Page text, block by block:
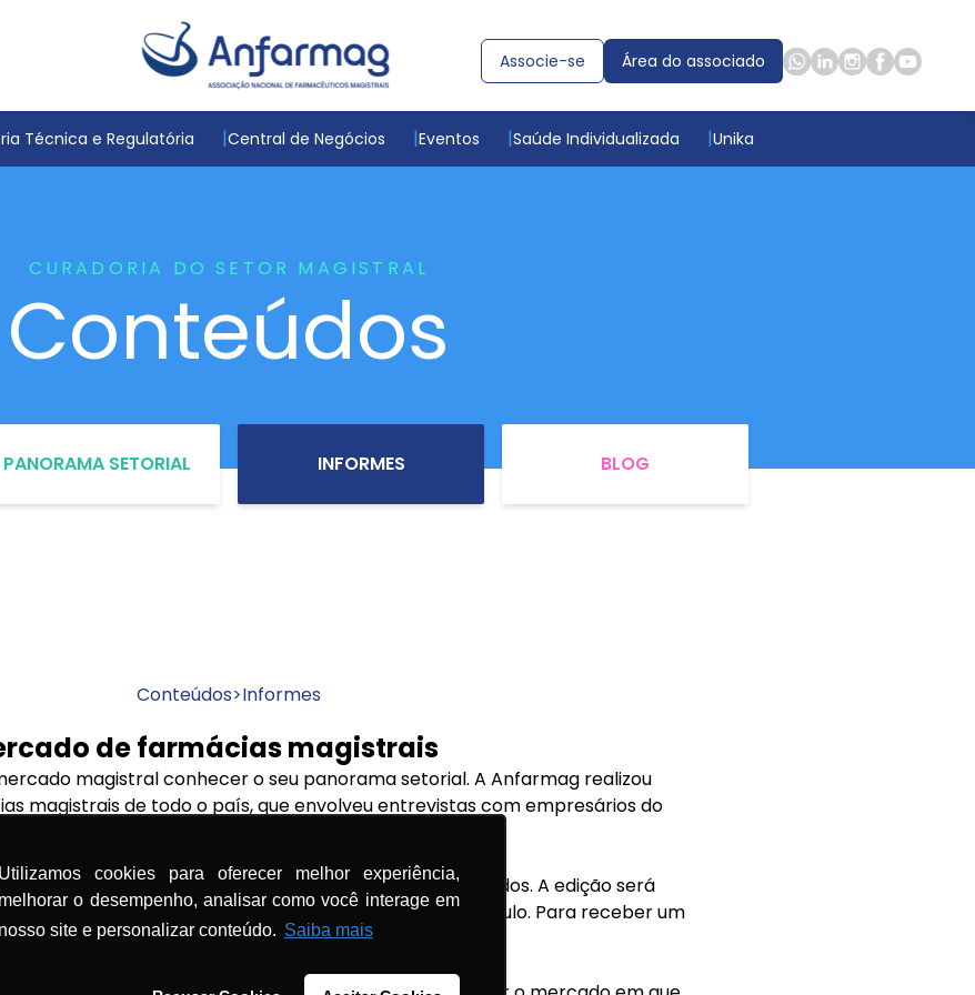
Utilizamos cookies para oferecer melhor experiência,
melhorar o desempenho, analisar como você interage em
nosso site e personalizar conteúdo. Saiba mais
Associe-se Área do associado
Técnica e Regulatória Central de Negócios Eventos Saúde Individualizada Unika
CURADORIA DO SETOR MAGISTRAL
Conteúdos
PANORAMA SETORIAL INFORMES BLOG
Conteúdos>Informes
de farmácias magistrais
magistral conhecer o seu panorama setorial. A Anfarmag realizou
magistrais de todo o país, que envolveu entrevistas com empresários do
análise e interpretação dos dados.
lançará uma publicação impressa com esses resultados. A edição será
o Congresso Consulfarma, de 7 a 9 de julho, em São Paulo. Para receber um
visitar o estande da Anfarmag no congresso.